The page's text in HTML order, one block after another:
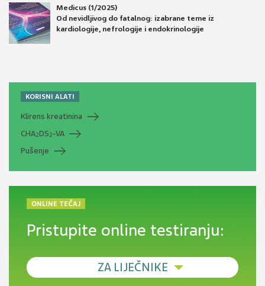
Medicus (1/2025)
Od nevidljivog do fatalnog: izabrane teme iz
kardiologije, nefrologije i endokrinologije
KORISNI ALATI
Klirens kreatinina
CHA2DS2-VA
Pušenje
ONLINE TEČAJ
Pristupite online testiranju:
ZA LIJEČNIKE